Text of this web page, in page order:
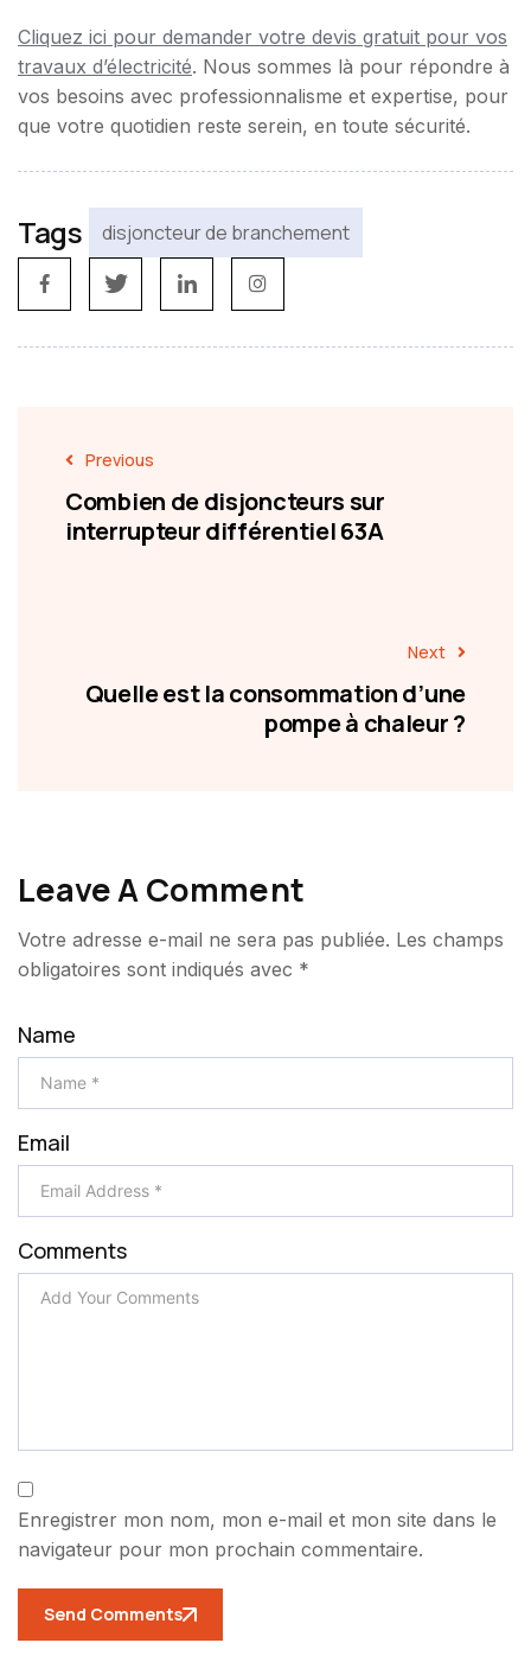
Cliquez ici pour demander votre devis gratuit pour vos
travaux d’électricité. Nous sommes là pour répondre à
vos besoins avec professionnalisme et expertise, pour
que votre quotidien reste serein, en toute sécurité.
Tags disjoncteur de branchement
Previous
Combien de disjoncteurs sur
interrupteur différentiel 63A
Next
Quelle est la consommation d’une
pompe à chaleur ?
Leave A Comment
Votre adresse e-mail ne sera pas publiée. Les champs
obligatoires sont indiqués avec *
Name
Email
Comments
Enregistrer mon nom, mon e-mail et mon site dans le
navigateur pour mon prochain commentaire.
Send Comments